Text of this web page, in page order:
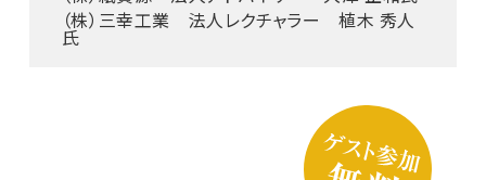
（株）三幸工業 法人レクチャラー 植木 秀人
氏